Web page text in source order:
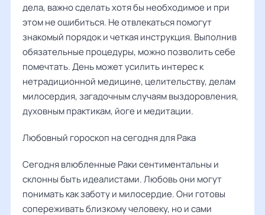
дела, важно сделать хотя бы необходимое и при
этом не ошибиться. Не отвлекаться помогут
знакомый порядок и четкая инструкция. Выполнив
обязательные процедуры, можно позволить себе
помечтать. День может усилить интерес к
нетрадиционной медицине, целительству, делам
милосердия, загадочным случаям выздоровления,
духовным практикам, йоге и медитации.
Любовный гороскоп на сегодня для Рака
Сегодня влюбленные Раки сентиментальны и
склонны быть идеалистами. Любовь они могут
понимать как заботу и милосердие. Они готовы
сопереживать близкому человеку, но и сами